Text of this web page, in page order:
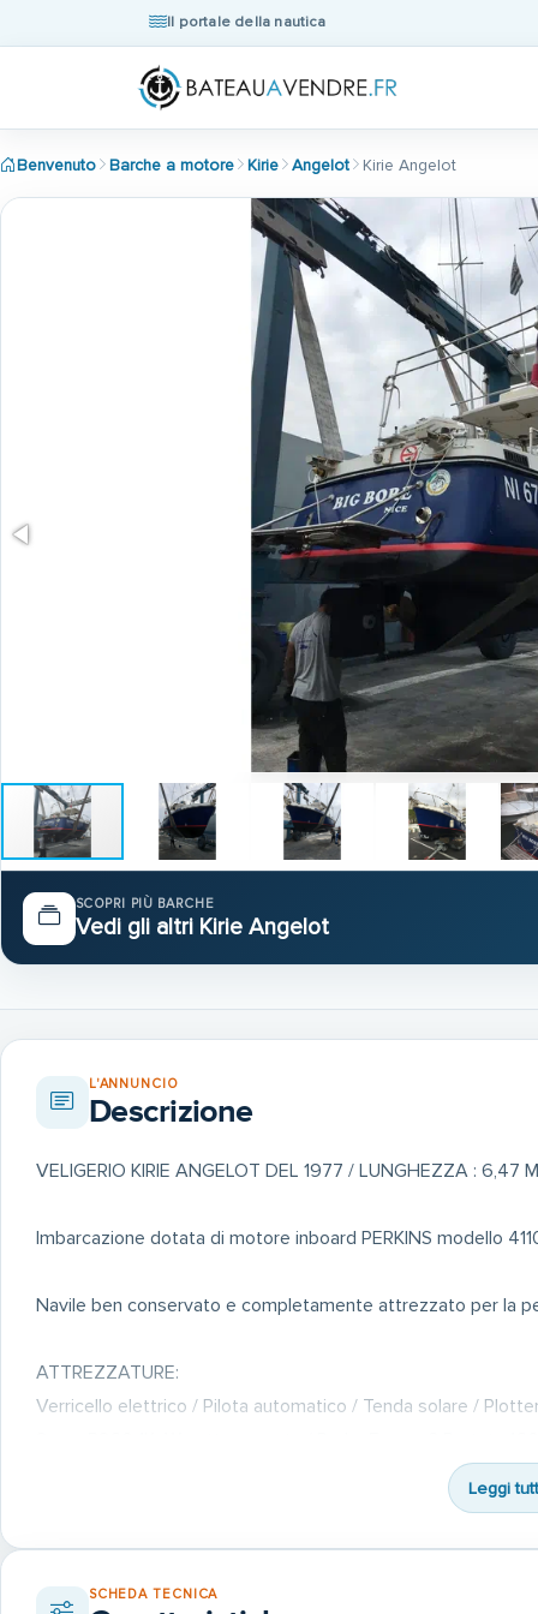
Il portale della nautica
Benvenuto Barche a motore Kirie Angelot Kirie Angelot
SCOPRI PIÙ BARCHE
Vedi gli altri Kirie Angelot
L'ANNUNCIO
Descrizione
VELIGERIO KIRIE ANGELOT DEL 1977 / LUNGHEZZA : 6,47
Imbarcazione dotata di motore inboard PERKINS modello
Navile ben conservato e completamente attrezzato per la
ATTREZZATURE:
Verricello elettrico / Pilota automatico / Tenda solare /
fisso Navicom / 2 caricabatterie automatici Kristec / 2
12V e 120V / Piattaforma di verricello e porta canne /
PREZZO AL CONTANTE : 14.000 ?
Leggi
SCHEDA TECNICA